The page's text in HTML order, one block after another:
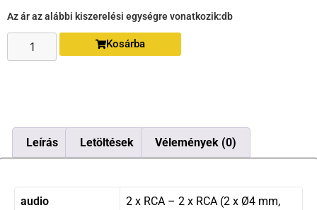
Az ár az alábbi kiszerelési egységre vonatkozik:db
Kosárba
Leírás Letöltések Vélemények (0)
audio
2 x RCA – 2 x RCA (2 x Ø4 mm,